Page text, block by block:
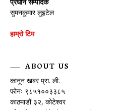
सुमनकुमार लुइटेल
हाम्रो टिम
ABOUT US
कानून खबर प्रा. ली.
फोनः ९८५१००३३८५
काठमाडौं ३२, कोटेश्वर